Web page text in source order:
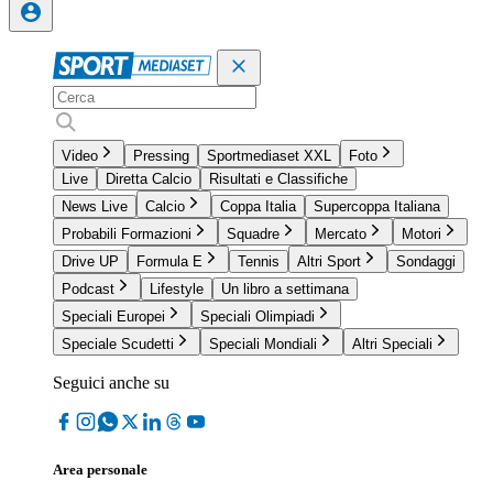
Video Pressing Sportmediaset XXL
Foto
Live
Diretta Calcio
Risultati e Classifiche
News Live
Calcio Coppa Italia
Supercoppa Italiana
Probabili Formazioni
Squadre Mercato
Motori
Drive UP
Formula E Tennis Altri Sport
Sondaggi
Podcast
Lifestyle
Un libro a settimana
Speciali Europei
Speciali Olimpiadi
Speciale Scudetti
Speciali Mondiali Altri Speciali
Seguici anche su
Area personale